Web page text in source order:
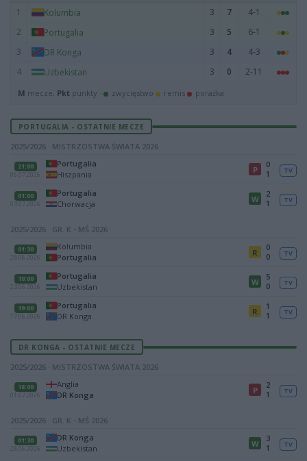
1 Kolumbia 3 7
4-1
2
Portugalia 3 5
6-1
3
DR Konga 3 4
4-3
4
Uzbekistan 3 0 2-11
M mecze, Pkt punkty · zwycięstwo remis porażka
PORTUGALIA - OSTATNIE MECZE
2025/2026 · MISTRZOSTWA ŚWIATA 2026
21:00
06.07.2026
Portugalia
Hiszpania
P
0
1
TV
01:00
03.07.2026
Portugalia
Chorwacja
W
2
1
TV
2025/2026 · GR. K - MŚ 2026
01:30
28.06.2026
Kolumbia
Portugalia
R
0
0
TV
19:00
23.06.2026
Portugalia
Uzbekistan
W
5
0
TV
19:00
17.06.2026
Portugalia
DR Konga
R
1
1
TV
DR KONGA - OSTATNIE MECZE
2025/2026 · MISTRZOSTWA ŚWIATA 2026
18:00
01.07.2026
Anglia
DR Konga
P
2
1
TV
2025/2026 · GR. K - MŚ 2026
01:30
28.06.2026
DR Konga
Uzbekistan
W
3
1
TV